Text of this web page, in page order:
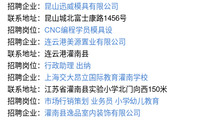
招聘企业： 昆山迅威模具有限公司
联系地址：昆山城北富士康路1456号
招聘岗位： CNC编程学员模具设
招聘企业： 连云港美源置业有限公司
联系地址：连云港灌南县
招聘岗位： 行政助理 出纳
招聘企业：
上海交大昂立国际教育灌南学校
联系地址：江苏省灌南县实验小学北门向西150米
招聘岗位： 市场∕行销策划 业务员 小学∕幼儿教育
招聘企业： 灌南县逸品室内装饰有限公司